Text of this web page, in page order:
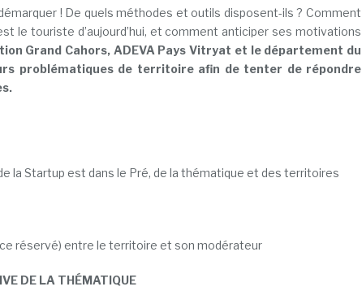
! De quels méthodes et outils disposent-ils ? Comment
le touriste d’aujourd’hui, et comment anticiper ses motivations
Grand Cahors, ADEVA Pays Vitryat et le département du
problématiques de territoire afin de tenter de répondre
la Startup est dans le Pré, de la thématique et des territoires
réservé) entre le territoire et son modérateur
DE LA THÉMATIQUE